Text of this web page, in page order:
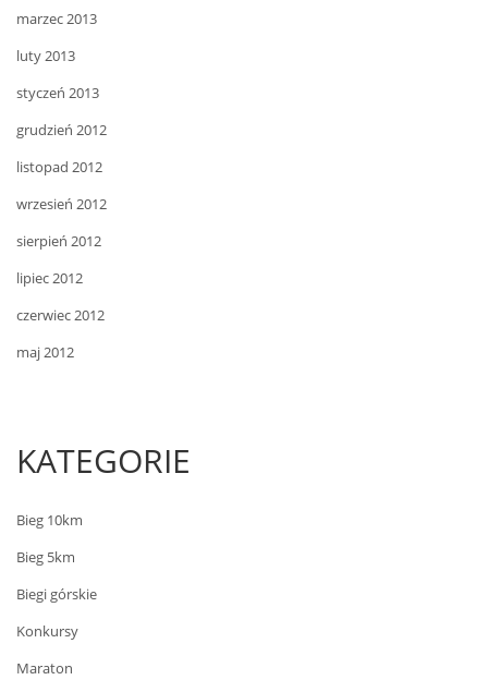
marzec 2013
luty 2013
styczeń 2013
grudzień 2012
listopad 2012
wrzesień 2012
sierpień 2012
lipiec 2012
czerwiec 2012
maj 2012
KATEGORIE
Bieg 10km
Bieg 5km
Biegi górskie
Konkursy
Maraton